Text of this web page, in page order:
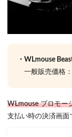
・WLmouse
一般販売価格：
WLmouse プロモー
支払い時の決済画面